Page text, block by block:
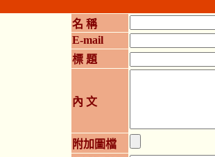
名 稱
E-mail
標 題
內 文
附加圖檔